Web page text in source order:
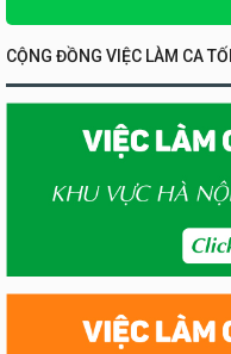
CỘNG ĐỒNG VIỆC LÀM CA TỐI